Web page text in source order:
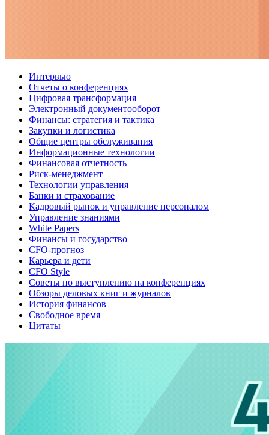
Интервью
Отчеты о конференциях
Цифровая трансформация
Электронный документооборот
Финансы: стратегия и тактика
Закупки и логистика
Общие центры обслуживания
Информационные технологии
Финансовая отчетность
Риск-менеджмент
Технологии управления
Банки и страхование
Кадровый рынок и управление персоналом
Управление знаниями
White Papers
Финансы и государство
CFO-прогноз
Карьера и дети
CFO Style
Советы по выступлению на конференциях
Обзоры деловых книг и журналов
История финансов
Свободное время
Цитаты